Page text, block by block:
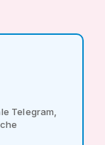
Telegram,